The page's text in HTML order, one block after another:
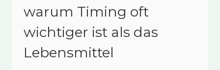
warum Timing oft
wichtiger ist als das
Lebensmittel